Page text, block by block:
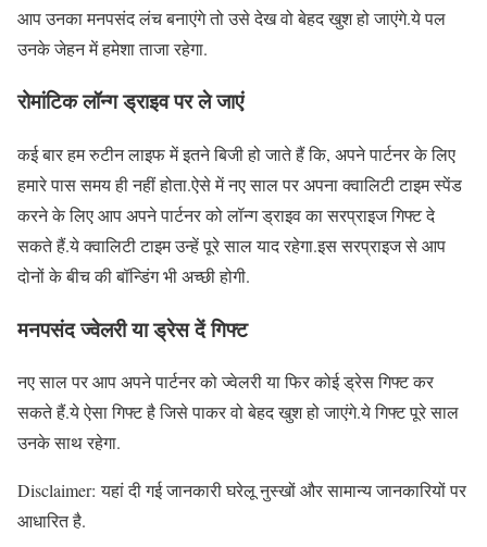
आप उनका मनपसंद लंच बनाएंगे तो उसे देख वो बेहद खुश हो जाएंगे.ये पल
उनके जेहन में हमेशा ताजा रहेगा.
रोमांटिक लॉन्ग ड्राइव पर ले जाएं
कई बार हम रुटीन लाइफ में इतने बिजी हो जाते हैं कि, अपने पार्टनर के लिए
हमारे पास समय ही नहीं होता.ऐसे में नए साल पर अपना क्वालिटी टाइम स्पेंड
करने के लिए आप अपने पार्टनर को लॉन्ग ड्राइव का सरप्राइज गिफ्ट दे
सकते हैं.ये क्वालिटी टाइम उन्हें पूरे साल याद रहेगा.इस सरप्राइज से आप
दोनों के बीच की बॉन्डिंग भी अच्छी होगी.
मनपसंद ज्वेलरी या ड्रेस दें गिफ्ट
नए साल पर आप अपने पार्टनर को ज्वेलरी या फिर कोई ड्रेस गिफ्ट कर
सकते हैं.ये ऐसा गिफ्ट है जिसे पाकर वो बेहद खुश हो जाएंगे.ये गिफ्ट पूरे साल
उनके साथ रहेगा.
Disclaimer: यहां दी गई जानकारी घरेलू नुस्खों और सामान्य जानकारियों पर
आधारित है.